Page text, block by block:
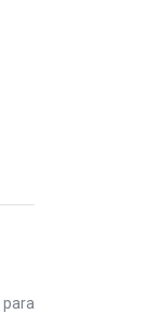
para